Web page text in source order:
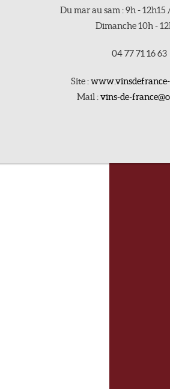
Du mar au sam : 9h - 12h15
Dimanche 10h -
04 77 71 16 63
Site :
Mail :vins-de-